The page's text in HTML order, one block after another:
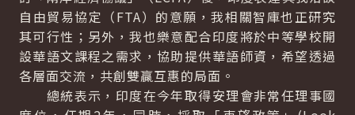
自由貿易協定（FTA）的意願，我相關智庫也正研究
其可行性；另外，我也樂意配合印度將於中等學校開
設華語文課程之需求，協助提供華語師資，希望透過
各層面交流，共創雙贏互惠的局面。
總統表示，印度在今年取得安理會非常任理事國